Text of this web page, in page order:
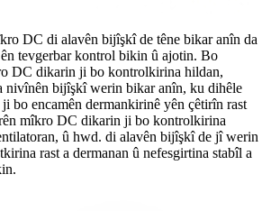
DC di alavên bijîşkî de têne bikar anîn da
tevgerbar kontrol bikin û ajotin. Bo
DC dikarin ji bo kontrolkirina hildan,
nivînên bijîşkî werin bikar anîn, ku dihêle
bo encamên dermankirinê yên çêtirîn rast
mîkro DC dikarin ji bo kontrolkirina
û hwd. di alavên bijîşkî de jî werin
rast a dermanan û nefesgirtina stabîl a